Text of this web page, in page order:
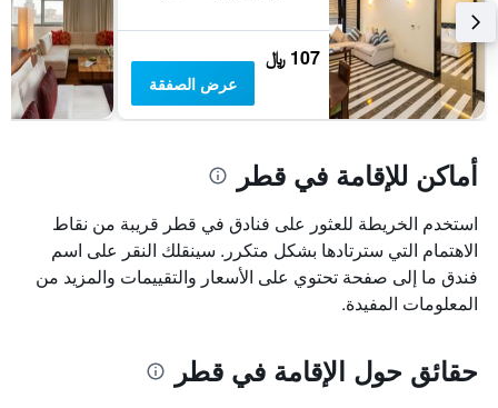
107 ﷼
عرض الصفقة
أماكن للإقامة في قطر
استخدم الخريطة للعثور على فنادق في قطر قريبة من نقاط
الاهتمام التي سترتادها بشكل متكرر. سينقلك النقر على اسم
فندق ما إلى صفحة تحتوي على الأسعار والتقييمات والمزيد من
المعلومات المفيدة.
حقائق حول الإقامة في قطر